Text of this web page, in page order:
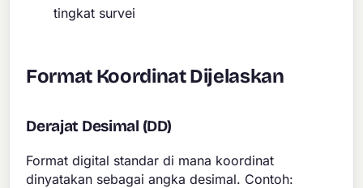
tingkat survei
Format Koordinat Dijelaskan
Derajat Desimal (DD)
Format digital standar di mana koordinat
dinyatakan sebagai angka desimal. Contoh: